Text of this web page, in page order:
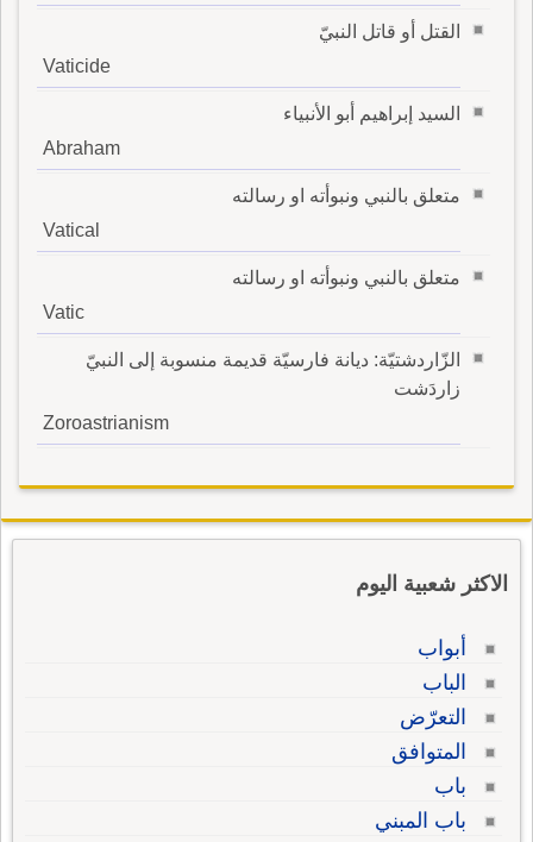
القتل أو قاتل النبيّ
Vaticide
السيد إبراهيم أبو الأنبياء
Abraham
متعلق بالنبي ونبوأته او رسالته
Vatical
متعلق بالنبي ونبوأته او رسالته
Vatic
الزّاردشتيّة: ديانة فارسيّة قديمة منسوبة إلى النبيّ
زاردَشت
Zoroastrianism
الاكثر شعبية اليوم
أبواب
الباب
التعرّض
المتوافق
باب
باب المبني